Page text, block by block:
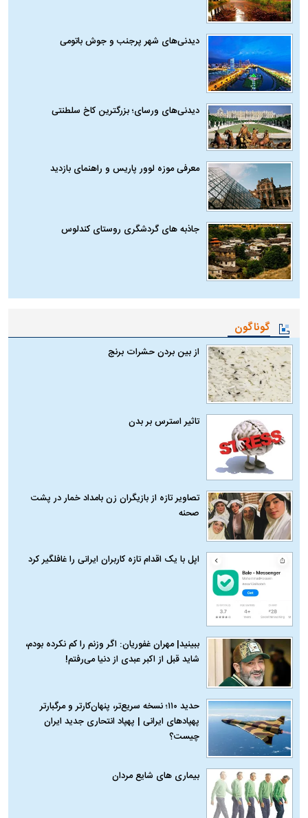
دیدنی‌های شهر پرجنب و جوش باتومی
دیدنی‌های ورسای؛ بزرگترین کاخ سلطنتی
معرفی موزه لوور پاریس و راهنمای بازدید
جاذبه های گردشگری روستای کندلوس
گوناگون
از بین بردن حشرات برنج
تاثیر استرس بر بدن
تصاویر تازه از بازیگران زن بامداد خمار در پشت
صحنه
اپل با یک اقدام تازه کاربران ایرانی را غافلگیر کرد
ببینید| مهران غفوریان: اگر وزنم را کم نکرده بودم،
شاید قبل از اکبر عبدی از دنیا می‌رفتم!
حدید ۱۱۰؛ نسخه سریع‌تر، پنهان‌کارتر و مرگبارتر
پهپادهای ایرانی | پهپاد انتحاری جدید ایران
چیست؟
بیماری‌ های شایع مردان